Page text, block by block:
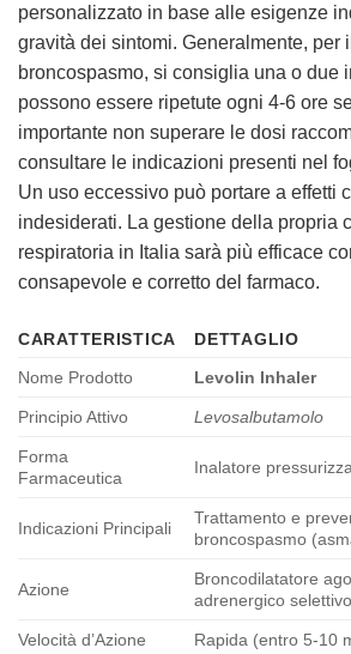
personalizzato in base alle esigenze
gravità dei sintomi. Generalmente, per
broncospasmo, si consiglia una o due
possono essere ripetute ogni 4-6 ore
importante non superare le dosi
consultare le indicazioni presenti nel
Un uso eccessivo può portare a effetti
indesiderati. La gestione della propria
respiratoria in Italia sarà più efficace
consapevole e corretto del farmaco.
CARATTERISTICA
DETTAGLIO
Nome Prodotto
Levolin Inhaler
Principio Attivo Levosalbutamolo
Forma
Farmaceutica
Inalatore
Indicazioni Principali
Trattamento e
broncospasmo
Azione
Broncodilatatore
adrenergico selettivo
Velocità d’Azione Rapida (entro 5-10